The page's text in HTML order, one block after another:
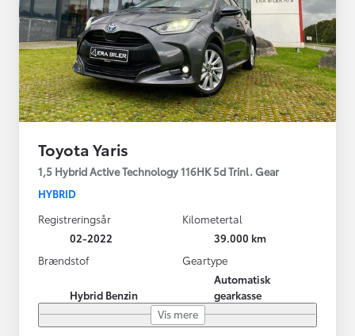
Toyota Yaris
1,5 Hybrid Active Technology 116HK 5d Trinl. Gear
HYBRID
Registreringsår
02-2022
Kilometertal
39.000 km
Brændstof
Hybrid Benzin
Geartype
Automatisk
gearkasse
Vis mere